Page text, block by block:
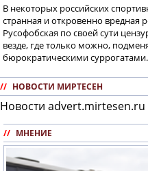
В некоторых российских
странная и откровенно вредная
Русофобская по своей сути
везде, где только можно,
бюрократическими суррогатами.
// НОВОСТИ МИРТЕСЕН
Новости advert.mirtesen.ru
// МНЕНИЕ